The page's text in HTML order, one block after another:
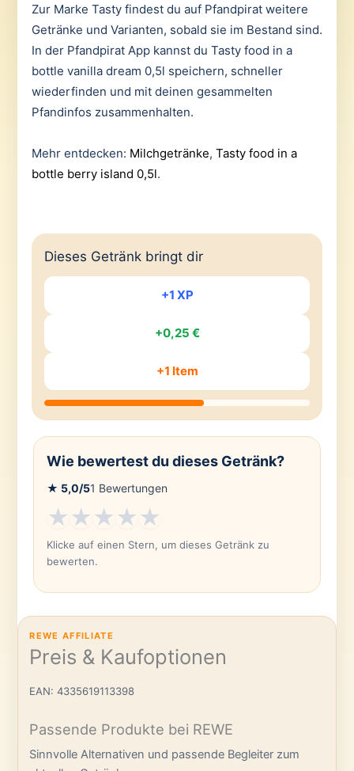
Zur Marke Tasty findest du auf Pfandpirat weitere
Getränke und Varianten, sobald sie im Bestand sind.
In der Pfandpirat App kannst du Tasty food in a
bottle vanilla dream 0,5l speichern, schneller
wiederfinden und mit deinen gesammelten
Pfandinfos zusammenhalten.
Mehr entdecken: Milchgetränke, Tasty food in a
bottle berry island 0,5l.
Dieses Getränk bringt dir
+1 XP
+0,25 €
+1 Item
Wie bewertest du dieses Getränk?
★ 5,0/51 Bewertungen
★★★★★
Klicke auf einen Stern, um dieses Getränk zu
bewerten.
REWE AFFILIATE
Preis & Kaufoptionen
EAN: 4335619113398
Passende Produkte bei REWE
Sinnvolle Alternativen und passende Begleiter zum